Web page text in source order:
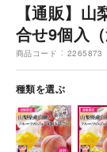
【通販】
合せ9個入（
商品コード 2265873
種類を選ぶ